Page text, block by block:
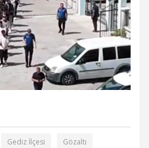
Gediz İlçesi Gözaltı